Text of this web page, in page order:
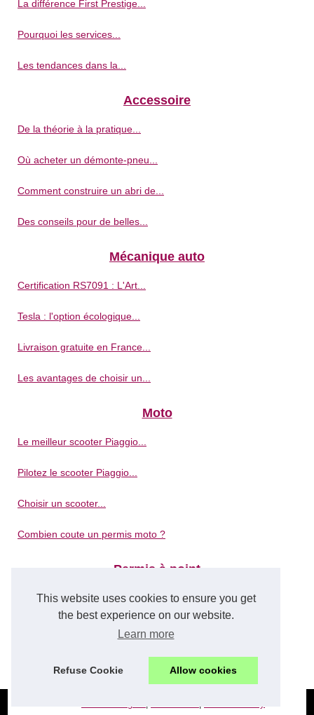
This website uses cookies to ensure you get
the best experience on our website.
Learn more
Refuse Cookie Allow cookies
La différence First Prestige...
Pourquoi les services...
Les tendances dans la...
Accessoire
De la théorie à la pratique...
Où acheter un démonte-pneu...
Comment construire un abri de...
Des conseils pour de belles...
Mécanique auto
Certification RS7091 : L'Art...
Tesla : l'option écologique...
Livraison gratuite en France...
Les avantages de choisir un...
Moto
Le meilleur scooter Piaggio...
Pilotez le scooter Piaggio...
Choisir un scooter...
Combien coute un permis moto ?
Permis à point
Stages de récupération de...
Les avantages de passer son...
Portail du permis de conduire...